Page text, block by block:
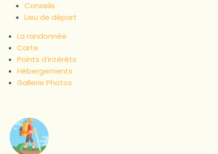
Conseils
Lieu de départ
La randonnée
Carte
Points d’intérêts
Hébergements
Gallerie Photos